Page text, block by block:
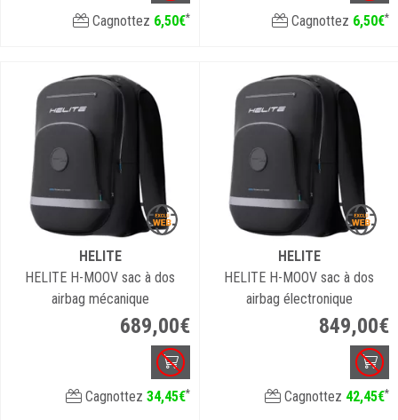
Cagnottez 6,50€* Cagnottez 6,50€*
HELITE
HELITE H-MOOV sac à dos
airbag mécanique
689,00€
Cagnottez 34,45€*
HELITE
HELITE H-MOOV sac à dos
airbag électronique
849,00€
Cagnottez 42,45€*